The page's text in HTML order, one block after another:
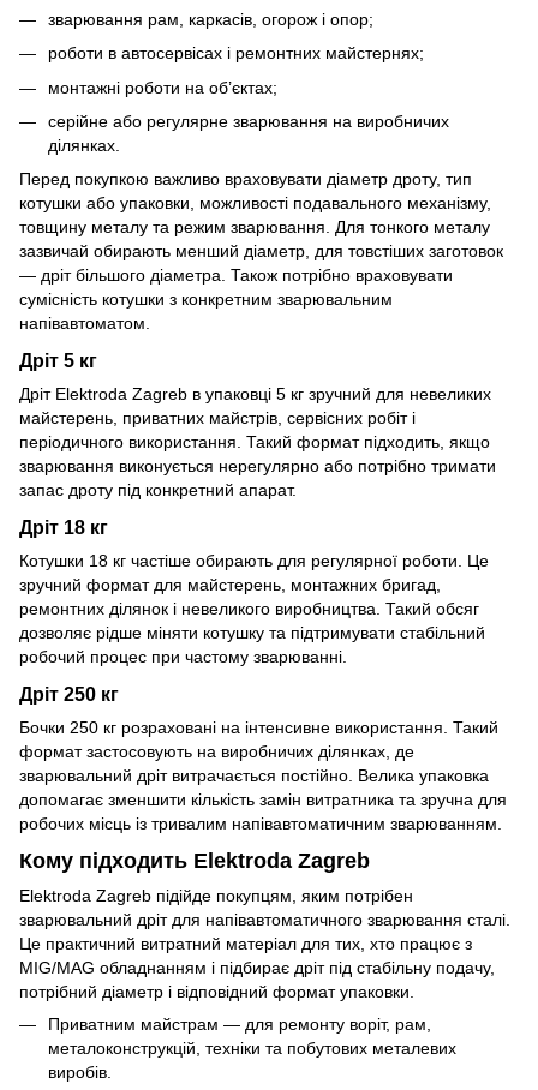
зварювання рам, каркасів, огорож і опор;
роботи в автосервісах і ремонтних майстернях;
монтажні роботи на об’єктах;
серійне або регулярне зварювання на виробничих
ділянках.
Перед покупкою важливо враховувати діаметр дроту, тип
котушки або упаковки, можливості подавального механізму,
товщину металу та режим зварювання. Для тонкого металу
зазвичай обирають менший діаметр, для товстіших заготовок
— дріт більшого діаметра. Також потрібно враховувати
сумісність котушки з конкретним зварювальним
напівавтоматом.
Дріт 5 кг
Дріт Elektroda Zagreb в упаковці 5 кг зручний для невеликих
майстерень, приватних майстрів, сервісних робіт і
періодичного використання. Такий формат підходить, якщо
зварювання виконується нерегулярно або потрібно тримати
запас дроту під конкретний апарат.
Дріт 18 кг
Котушки 18 кг частіше обирають для регулярної роботи. Це
зручний формат для майстерень, монтажних бригад,
ремонтних ділянок і невеликого виробництва. Такий обсяг
дозволяє рідше міняти котушку та підтримувати стабільний
робочий процес при частому зварюванні.
Дріт 250 кг
Бочки 250 кг розраховані на інтенсивне використання. Такий
формат застосовують на виробничих ділянках, де
зварювальний дріт витрачається постійно. Велика упаковка
допомагає зменшити кількість замін витратника та зручна для
робочих місць із тривалим напівавтоматичним зварюванням.
Кому підходить Elektroda Zagreb
Elektroda Zagreb підійде покупцям, яким потрібен
зварювальний дріт для напівавтоматичного зварювання сталі.
Це практичний витратний матеріал для тих, хто працює з
MIG/MAG обладнанням і підбирає дріт під стабільну подачу,
потрібний діаметр і відповідний формат упаковки.
Приватним майстрам — для ремонту воріт, рам,
металоконструкцій, техніки та побутових металевих
виробів.